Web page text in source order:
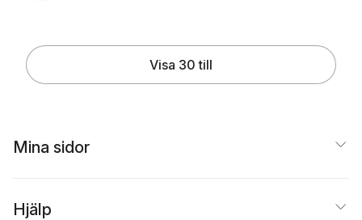
Visa 30 till
Mina sidor
Hjälp